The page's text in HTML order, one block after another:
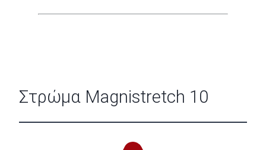
Στρώμα Magnistretch 10